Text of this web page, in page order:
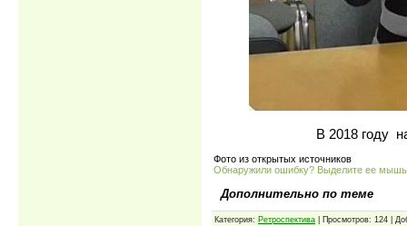
В 2018 году
Фото из открытых источников
Обнаружили ошибку? Выделите ее
Дополнительно по теме
Категория: Ретроспектива | Просмотров: 124 |